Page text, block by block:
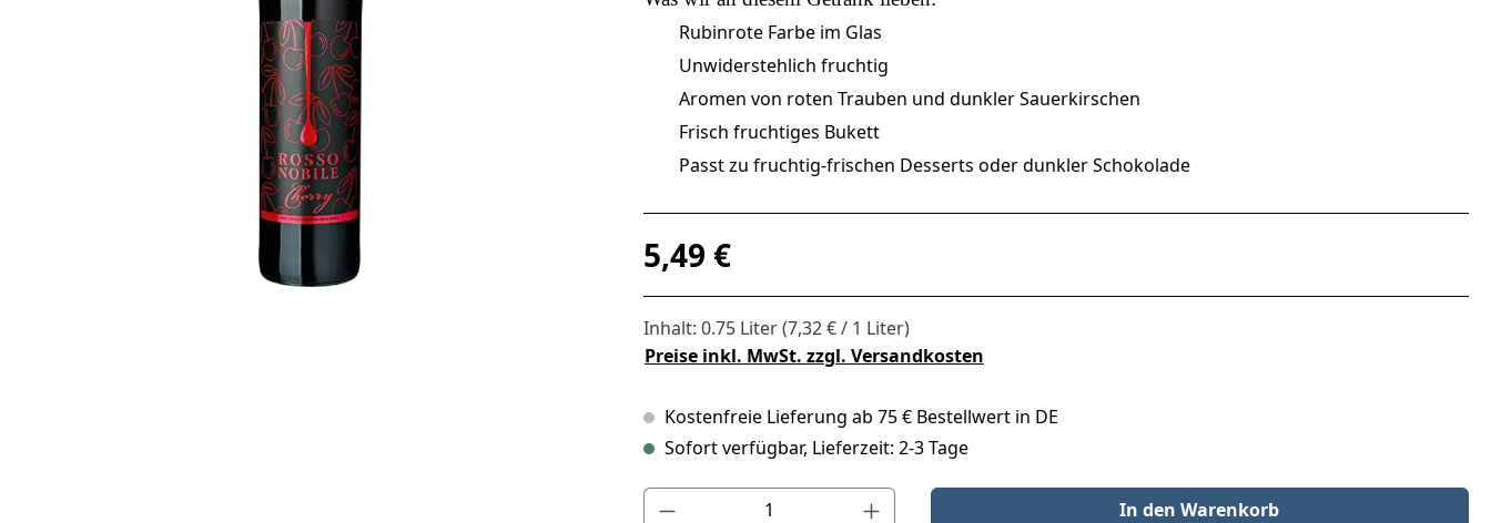
Rubinrote Farbe im Glas
Unwiderstehlich fruchtig
Aromen von roten Trauben und dunkler Sauerkirschen
Frisch fruchtiges Bukett
Passt zu fruchtig-frischen Desserts oder dunkler Schokolade
Regulärer Preis:
5,49 €
Inhalt: 0.75 Liter(7,32 € / 1 Liter)
Preise inkl. MwSt. zzgl. Versandkosten
Kostenfreie Lieferung ab 75 € Bestellwert in DE
Sofort verfügbar, Lieferzeit: 2-3 Tage
Produkt Anzahl: Gib den gewünschten Wert ein oder benutze die Schaltflächen um die Anzahl zu erhöhen oder zu
In den Warenkorb